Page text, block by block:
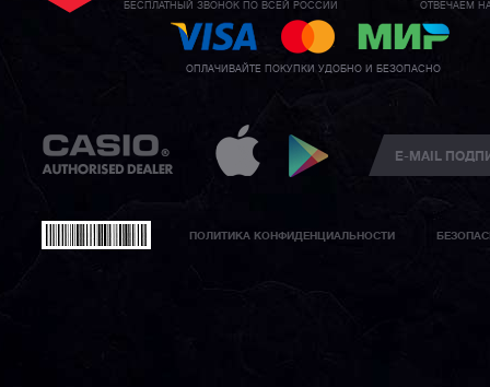
БЕСПЛАТНЫЙ ЗВОНОК ПО ВСЕЙ РОССИИ ОТВЕЧАЕМ
ОПЛАЧИВАЙТЕ ПОКУПКИ УДОБНО И БЕЗОПАСНО
ПОЛИТИКА КОНФИДЕНЦИАЛЬНОСТИ